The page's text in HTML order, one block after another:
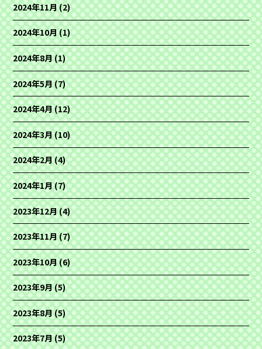
2024年11月(2)
2024年10月(1)
2024年8月(1)
2024年5月(7)
2024年4月(12)
2024年3月(10)
2024年2月(4)
2024年1月(7)
2023年12月(4)
2023年11月(7)
2023年10月(6)
2023年9月(5)
2023年8月(5)
2023年7月(5)